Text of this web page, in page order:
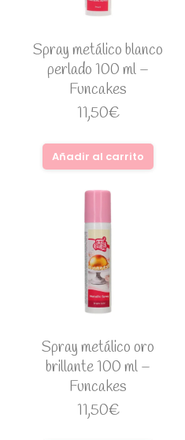
Spray metálico blanco
perlado 100 ml –
Funcakes
11,50€
Añadir al carrito
Spray metálico oro
brillante 100 ml –
Funcakes
11,50€